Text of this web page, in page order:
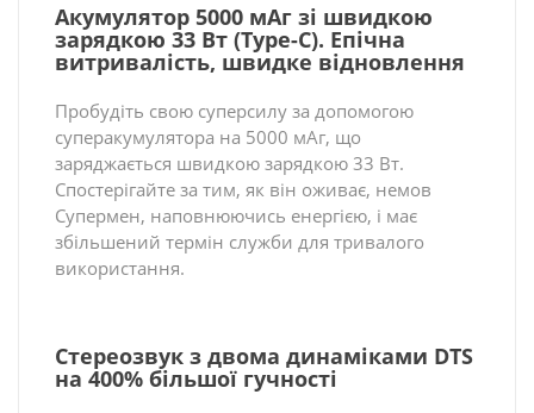
Акумулятор 5000 мАг зі швидкою
зарядкою 33 Вт (Type-C). Епічна
витривалість, швидке відновлення
Пробудіть свою суперсилу за допомогою
суперакумулятора на 5000 мАг, що
заряджається швидкою зарядкою 33 Вт.
Спостерігайте за тим, як він оживає, немов
Супермен, наповнюючись енергією, і має
збільшений термін служби для тривалого
використання.
Стереозвук з двома динаміками DTS
на 400% більшої гучності